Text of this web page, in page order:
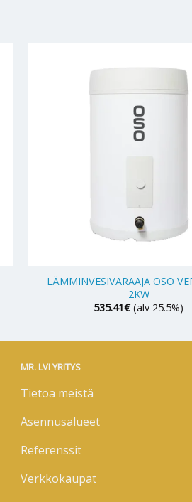
LÄMMINVESIVARAAJA OSO
2KW
535.41€ (alv 25.5%)
MR. LVI YRITYS
Tietoa meistä
Asennusalueet
Referenssit
Verkkokaupat